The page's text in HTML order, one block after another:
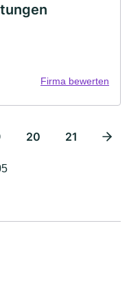
Firma bewerten
20 21